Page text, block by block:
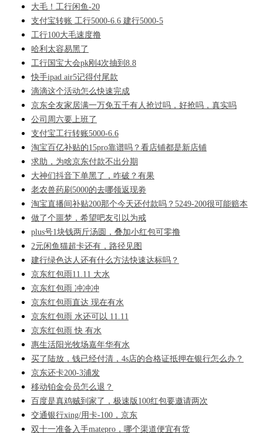
大毛！工行闲鱼-20
支付宝转账 工行5000-6.6 建行5000-5
工行100大毛速度撸
哈利太容易黑了
工行国宝大会pk刚4次抽到8.8
快手ipad air5记得付尾款
滴滴这个活动怎么快速完成
京东全友家居满一万免五千有人抢过吗，好抢吗，真实吗
公司周六要上班了
支付宝工行转账5000-6.6
淘宝百亿补贴的15pro靠谱吗？看店铺都是新店铺
求助，为啥京东付款不出分期
大神们抖音下单黑了，咋破？有果
老农兽药刷5000的去哪领返现劵
淘宝直播间补贴200那个今天还付款吗？5249-200很可能赔本
做了个噩梦，希望吧友引以为戒
plus号1块钱两斤汤圆，叠加小红包可零撸
2元闲鱼猫超卡还有，路径见图
建行绿色达人还有什么方法快速达标吗？
京东红包雨11.11 大水
京东红包雨 冲冲冲
京东红包雨直达 现在有水
京东红包雨 水还可以 11.11
京东红包雨 快 有水
惠生活阳光牧场嘉年华有水
买了陆放，钱已经付清，4s店的合格证抵押在银行怎么办？
京东还卡200-3浦发
移动铂金会员怎么退？
百度是真鸡贼到家了，极速版100红包要邀请两次
交通银行xing/用卡-100，京东
双十一准备入手matepro，哪个渠道便宜有货